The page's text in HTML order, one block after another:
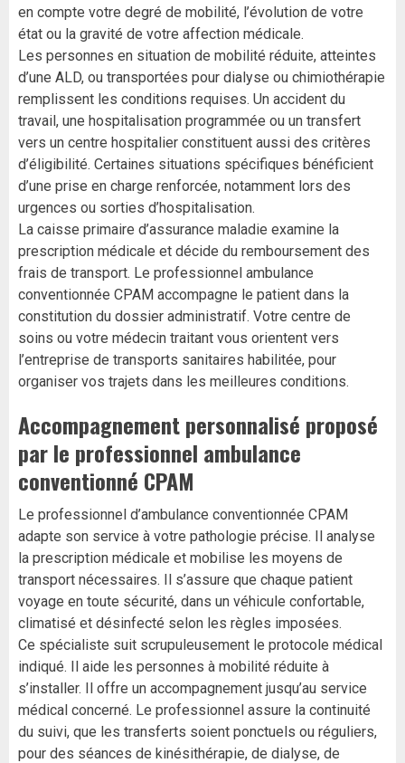
en compte votre degré de mobilité, l’évolution de votre
état ou la gravité de votre affection médicale.
Les personnes en situation de mobilité réduite, atteintes
d’une ALD, ou transportées pour dialyse ou chimiothérapie
remplissent les conditions requises. Un accident du
travail, une hospitalisation programmée ou un transfert
vers un centre hospitalier constituent aussi des critères
d’éligibilité. Certaines situations spécifiques bénéficient
d’une prise en charge renforcée, notamment lors des
urgences ou sorties d’hospitalisation.
La caisse primaire d’assurance maladie examine la
prescription médicale et décide du remboursement des
frais de transport. Le professionnel ambulance
conventionnée CPAM accompagne le patient dans la
constitution du dossier administratif. Votre centre de
soins ou votre médecin traitant vous orientent vers
l’entreprise de transports sanitaires habilitée, pour
organiser vos trajets dans les meilleures conditions.
Accompagnement personnalisé proposé
par le professionnel ambulance
conventionné CPAM
Le professionnel d’ambulance conventionnée CPAM
adapte son service à votre pathologie précise. Il analyse
la prescription médicale et mobilise les moyens de
transport nécessaires. Il s’assure que chaque patient
voyage en toute sécurité, dans un véhicule confortable,
climatisé et désinfecté selon les règles imposées.
Ce spécialiste suit scrupuleusement le protocole médical
indiqué. Il aide les personnes à mobilité réduite à
s’installer. Il offre un accompagnement jusqu’au service
médical concerné. Le professionnel assure la continuité
du suivi, que les transferts soient ponctuels ou réguliers,
pour des séances de kinésithérapie, de dialyse, de